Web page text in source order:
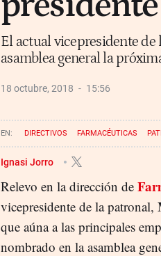
El actual vicepresidente
asamblea general la
18 octubre, 2018 15:56
DIRECTIVOS FARMACÉUTICAS
Ignasi Jorro
Relevo en la dirección de
vicepresidente de la patronal,
que aúna a las principales
nombrado en la asamblea